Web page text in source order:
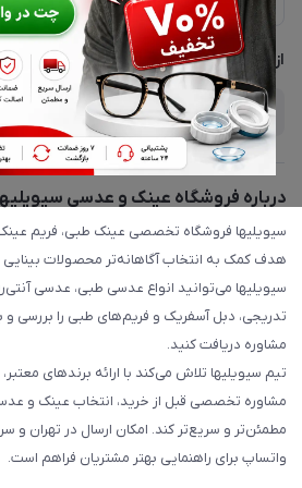
لیست محصولات
درباره ما
پشتیبانی واتساپ 09397003162
از جدید‌ترین تخفیف‌ها با‌ خبر شوید
درباره فروشگاه عینک و عدسی
سیویلیها فروشگاه تخصصی عینک طبی، فریم
هدف کمک به انتخاب آگاهانه‌تر محصولات بینایی
سیویلیها می‌توانید انواع عدسی طبی، عدسی
تدریجی، دبل آسفریک و فریم‌های طبی را بررسی و
مشاوره دریافت کنید.
تیم سیویلیها تلاش می‌کند با ارائه برندهای
مشاوره تخصصی قبل از خرید، انتخاب عینک و عدسی
مطمئن‌تر و سریع‌تر کند. امکان ارسال در تهران و
واتساپ برای راهنمایی بهتر مشتریان فراهم است.